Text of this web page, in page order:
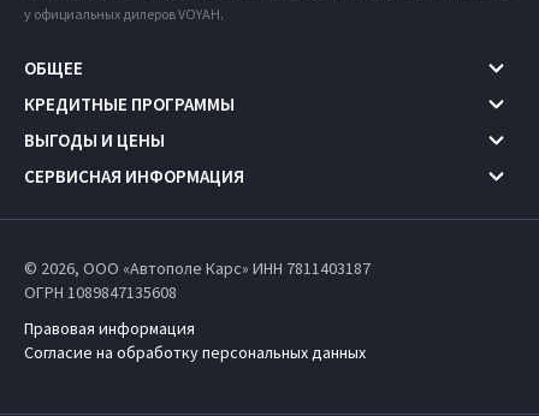
у официальных дилеров VOYAH.
ОБЩЕЕ
КРЕДИТНЫЕ ПРОГРАММЫ
ВЫГОДЫ И ЦЕНЫ
СЕРВИСНАЯ ИНФОРМАЦИЯ
© 2026, ООО «Автополе Карс» ИНН 7811403187
ОГРН 1089847135608
Правовая информация
Согласие на обработку персональных данных